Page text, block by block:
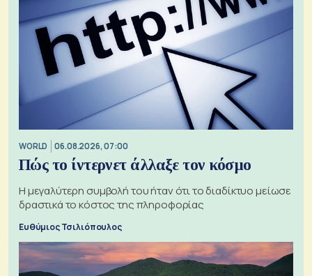
WORLD 06.08.2026, 07:00
Πώς το ίντερνετ άλλαξε τον κόσμο
Η μεγαλύτερη συμβολή του ήταν ότι το διαδίκτυο μείωσε
δραστικά το κόστος της πληροφορίας
Ευθύμιος Τσιλιόπουλος